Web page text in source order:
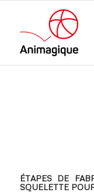
ÉTAPES DE
SQUELETTE